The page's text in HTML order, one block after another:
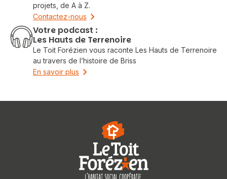
projets, de A à Z.
Contactez-nous
Votre podcast :
Les Hauts de Terrenoire
Le Toit Forézien vous raconte Les Hauts de Terrenoire
au travers de l’histoire de Briss
En savoir plus